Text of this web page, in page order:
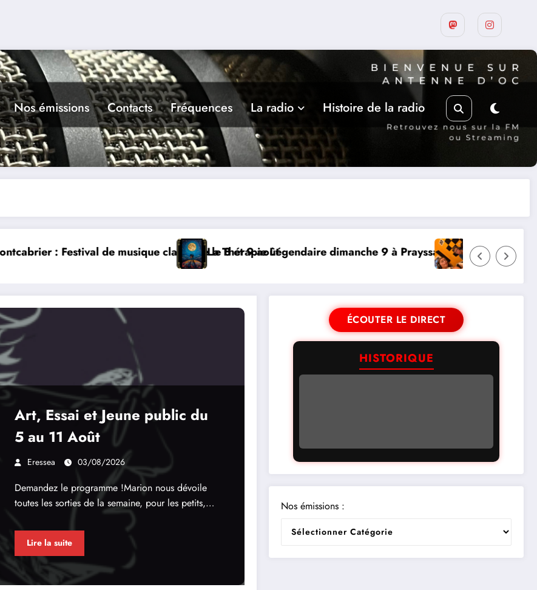
Nos émissions Contacts Fréquences La radio Histoire de la radio
classique le 8 et 9 août
La Thérapie Légendaire dimanche 9 à Prayssac Expérience RADIO, Thibault et Lou-
Art, Essai et Jeune public du
5 au 11 Août
Eressea 03/08/2026
Demandez le programme !Marion nous dévoile
toutes les sorties de la semaine, pour les petits,…
Lire la suite
ÉCOUTER LE DIRECT
HISTORIQUE
Nos émissions :